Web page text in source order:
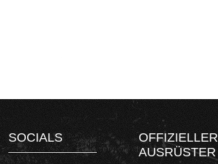
SOCIALS
OFFIZIELLER
AUSRÜSTER